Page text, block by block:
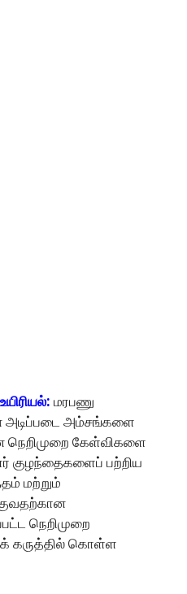
மரபணு
அம்சங்களை
நெறிமுறை கேள்விகளை
குழந்தைகளைப் பற்றிய
மற்றும்
நெறிமுறை
கருத்தில் கொள்ள